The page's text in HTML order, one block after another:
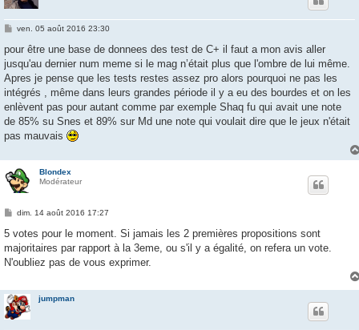
M
s
a
g
ven. 05 août 2016 23:30
pour être une base de donnees des test de C+ il faut a mon avis aller
jusqu'au dernier num meme si le mag n’était plus que l'ombre de lui même.
Apres je pense que les tests restes assez pro alors pourquoi ne pas les
intégrés , même dans leurs grandes période il y a eu des bourdes et on les
enlèvent pas pour autant comme par exemple Shaq fu qui avait une note
de 85% su Snes et 89% sur Md une note qui voulait dire que le jeux n'était
pas mauvais
Blondex
Modérateur
M
s
a
g
dim. 14 août 2016 17:27
5 votes pour le moment. Si jamais les 2 premières propositions sont
majoritaires par rapport à la 3eme, ou s'il y a égalité, on refera un vote.
N'oubliez pas de vous exprimer.
jumpman